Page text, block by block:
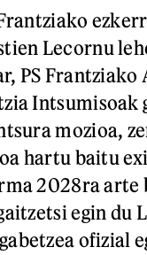
Lecornu
PS Frantziako
mozioa,
hartu baitu
2028ra arte
egin
ofizial